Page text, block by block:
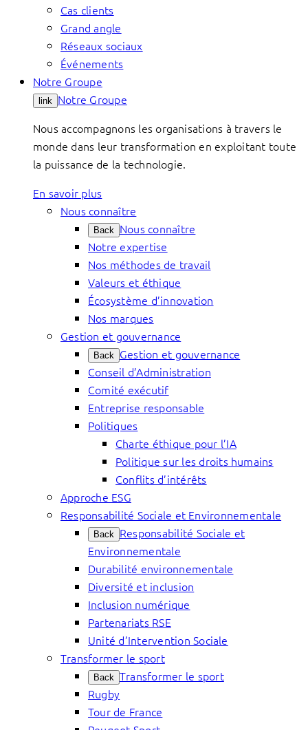
Cas clients
Grand angle
Réseaux sociaux
Événements
Notre Groupe
link Notre Groupe
Nous accompagnons les organisations à travers le
monde dans leur transformation en exploitant toute
la puissance de la technologie.
En savoir plus
Nous connaître
Back Nous connaître
Notre expertise
Nos méthodes de travail
Valeurs et éthique
Écosystème d’innovation
Nos marques
Gestion et gouvernance
Back Gestion et gouvernance
Conseil d’Administration
Comité exécutif
Entreprise responsable
Politiques
Charte éthique pour l’IA
Politique sur les droits humains
Conflits d’intérêts
Approche ESG
Responsabilité Sociale et Environnementale
Back Responsabilité Sociale et
Environnementale
Durabilité environnementale
Diversité et inclusion
Inclusion numérique
Partenariats RSE
Unité d’Intervention Sociale
Transformer le sport
Back Transformer le sport
Rugby
Tour de France